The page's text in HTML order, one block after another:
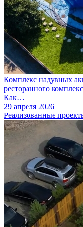
Комплекс надувных
ресторанного
Как…
29 апреля 2026
Реализованные